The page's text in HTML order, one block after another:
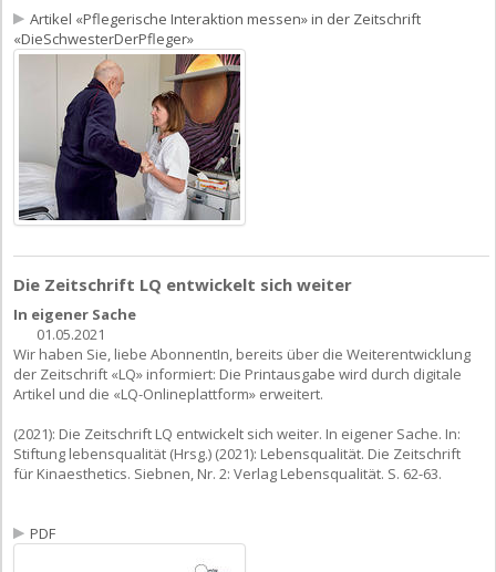
Artikel «Pflegerische Interaktion messen» in der Zeitschrift
«DieSchwesterDerPfleger»
Die Zeitschrift LQ entwickelt sich weiter
In eigener Sache
01.05.2021
Wir haben Sie, liebe AbonnentIn, bereits über die Weiterentwicklung
der Zeitschrift «LQ» informiert: Die Printausgabe wird durch digitale
Artikel und die «LQ-Onlineplattform» erweitert.
(2021): Die Zeitschrift LQ entwickelt sich weiter. In eigener Sache. In:
Stiftung lebensqualität (Hrsg.) (2021): Lebensqualität. Die Zeitschrift
für Kinaesthetics. Siebnen, Nr. 2: Verlag Lebensqualität. S. 62-63.
PDF